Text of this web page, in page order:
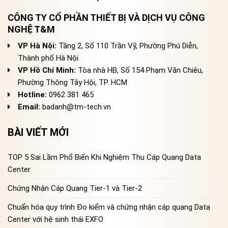
CÔNG TY CỔ PHẦN THIẾT BỊ VÀ DỊCH VỤ CÔNG
NGHỆ T&M
VP Hà Nội: Tầng 2, Số 110 Trần Vỹ, Phường Phú Diễn,
Thành phố Hà Nội
VP Hồ Chí Minh: Tòa nhà HB, Số 154 Phạm Văn Chiêu,
Phường Thông Tây Hội, TP. HCM
Hotline: 0962 381 465
Email: badanh@tm-tech.vn
BÀI VIẾT MỚI
TOP 5 Sai Lầm Phổ Biến Khi Nghiệm Thu Cáp Quang Data
Center
Chứng Nhận Cáp Quang Tier-1 và Tier-2
Chuẩn hóa quy trình Đo kiểm và chứng nhận cáp quang Data
Center với hệ sinh thái EXFO